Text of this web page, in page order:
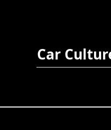
Car